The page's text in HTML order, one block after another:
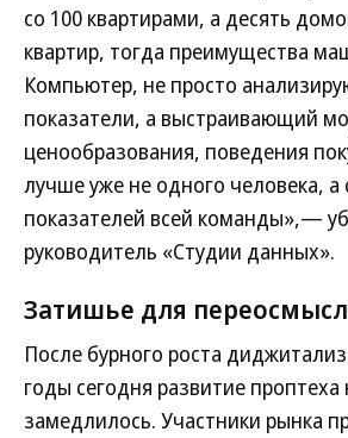
со 100 квартирами, а десять
квартир, тогда преимущества
Компьютер, не просто
показатели, а выстраивающий
ценообразования, поведения
лучше уже не одного человека, а
показателей всей команды»,—
руководитель «Студии данных».
Затишье для
После бурного роста
годы сегодня развитие проптеха
замедлилось. Участники рынка